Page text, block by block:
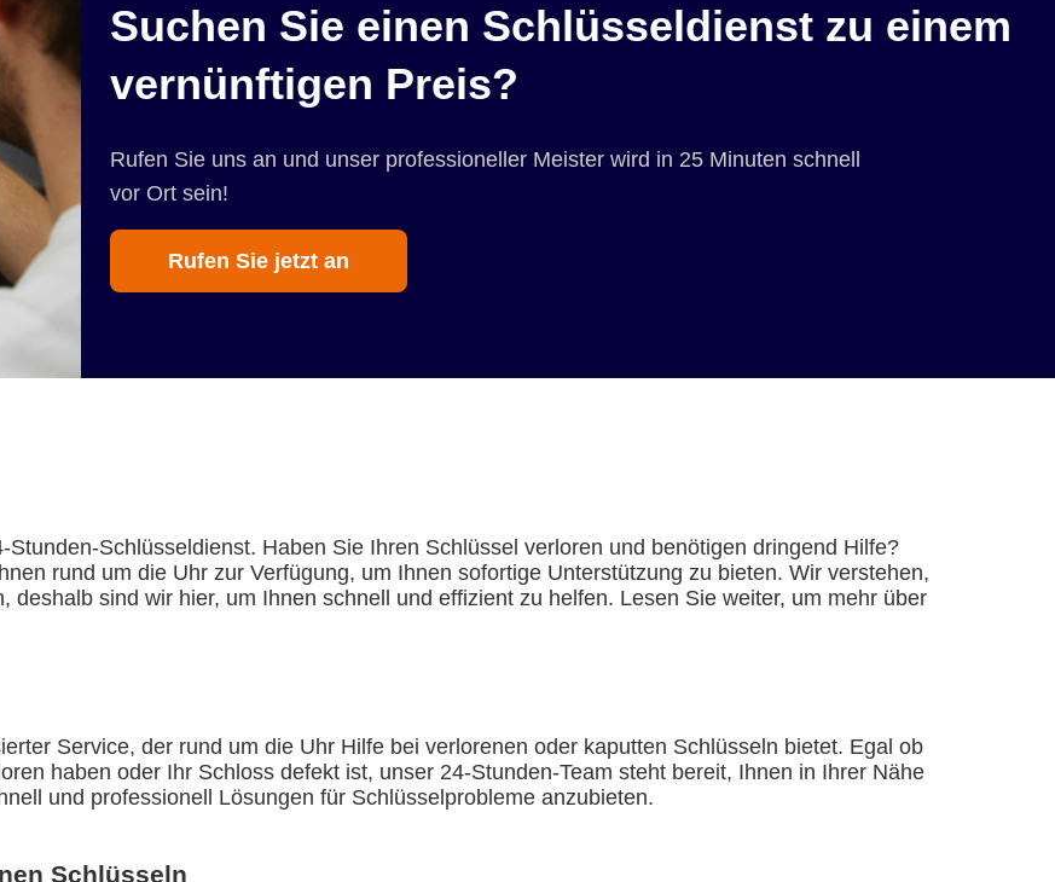
Suchen Sie einen Schlüsseldienst zu einem
vernünftigen Preis?
Rufen Sie uns an und unser professioneller Meister wird in 25 Minuten schnell
vor Ort sein!
Rufen Sie jetzt an
Schlüsseldienst. Haben Sie Ihren Schlüssel verloren und benötigen dringend Hilfe?
rund um die Uhr zur Verfügung, um Ihnen sofortige Unterstützung zu bieten. Wir verstehen,
deshalb sind wir hier, um Ihnen schnell und effizient zu helfen. Lesen Sie weiter, um mehr über
Service, der rund um die Uhr Hilfe bei verlorenen oder kaputten Schlüsseln bietet. Egal ob
haben oder Ihr Schloss defekt ist, unser 24-Stunden-Team steht bereit, Ihnen in Ihrer Nähe
und professionell Lösungen für Schlüsselprobleme anzubieten.
Schlüsseln